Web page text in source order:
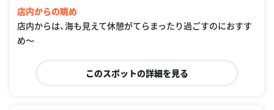
店内からの眺め
店内からは、海も見えて休憩がてらまったり過ごすのにおすす
め〜
このスポットの詳細を見る